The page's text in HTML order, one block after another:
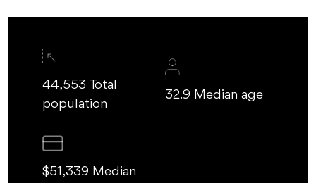
44,553 Total
population
32.9 Median age
$51,339 Median